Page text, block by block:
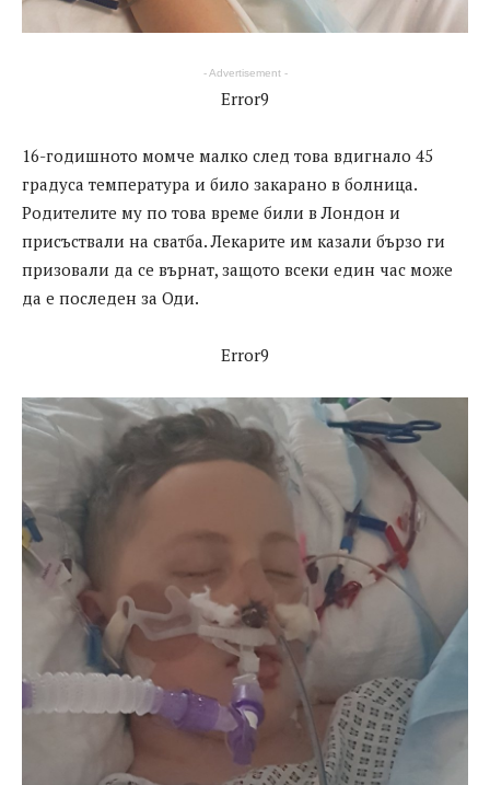
- Advertisement -
Error9
16-годишното момче малко след това вдигнало 45
градуса температура и било закарано в болница.
Родителите му по това време били в Лондон и
присъствали на сватба. Лекарите им казали бързо ги
призовали да се върнат, защото всеки един час може
да е последен за Оди.
Error9